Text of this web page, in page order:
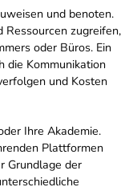
und benoten.
zugreifen,
oder Büros. Ein
die Kommunikation
und Kosten
Ihre Akademie.
Plattformen
Grundlage der